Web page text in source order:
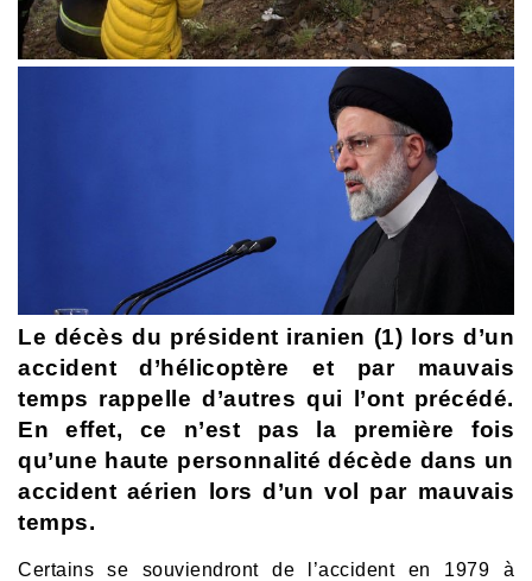
Le décès du président iranien (1) lors d’un
accident d’hélicoptère et par mauvais
temps rappelle d’autres qui l’ont précédé.
En effet, ce n’est pas la première fois
qu’une haute personnalité décède dans un
accident aérien lors d’un vol par mauvais
temps.
Certains se souviendront de l’accident en 1979 à